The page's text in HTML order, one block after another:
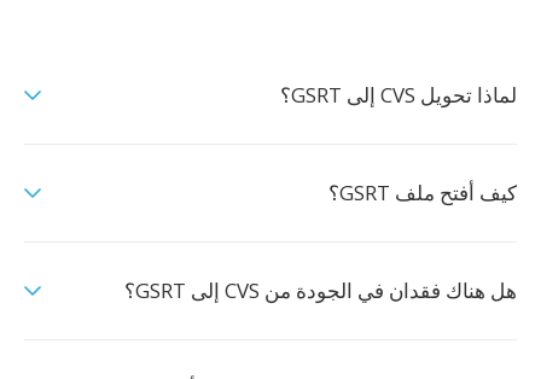
لماذا تحويل CVS إلى GSRT؟
كيف أفتح ملف GSRT؟
هل هناك فقدان في الجودة من CVS إلى GSRT؟